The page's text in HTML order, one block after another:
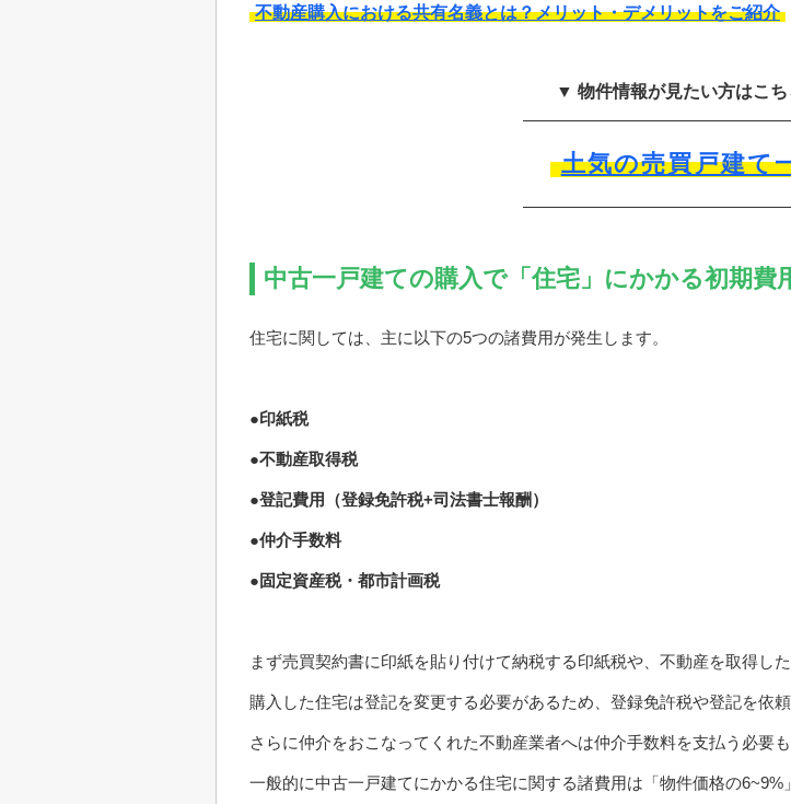
不動産購入における共有名義とは？メリット・デメリットをご紹介
▼ 物件情報が見たい方はこ
土気の売買戸建て
中古一戸建ての購入で「住宅」にかかる初期費
住宅に関しては、主に以下の5つの諸費用が発生します。
●印紙税
●不動産取得税
●登記費用（登録免許税+司法書士報酬）
●仲介手数料
●固定資産税・都市計画税
まず売買契約書に印紙を貼り付けて納税する印紙税や、不動産を取得し
購入した住宅は登記を変更する必要があるため、登録免許税や登記を依
さらに仲介をおこなってくれた不動産業者へは仲介手数料を支払う必要
一般的に中古一戸建てにかかる住宅に関する諸費用は「物件価格の6~9%